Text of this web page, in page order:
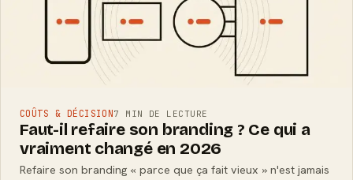
COÛTS & DÉCISION7 MIN DE LECTURE
Faut-il refaire son branding ? Ce qui a
vraiment changé en 2026
Refaire son branding « parce que ça fait vieux » n'est jamais